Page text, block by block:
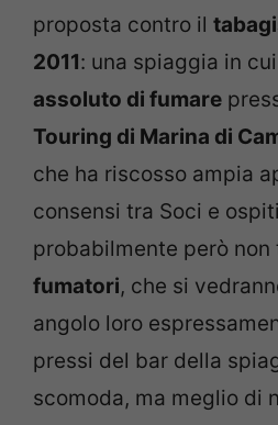
proposta contro il
2011: una spiaggia in
assoluto di fumare
Touring di Marina di
che ha riscosso ampia
consensi tra Soci e
probabilmente però non
fumatori, che si
angolo loro
pressi del bar della
scomoda, ma meglio di